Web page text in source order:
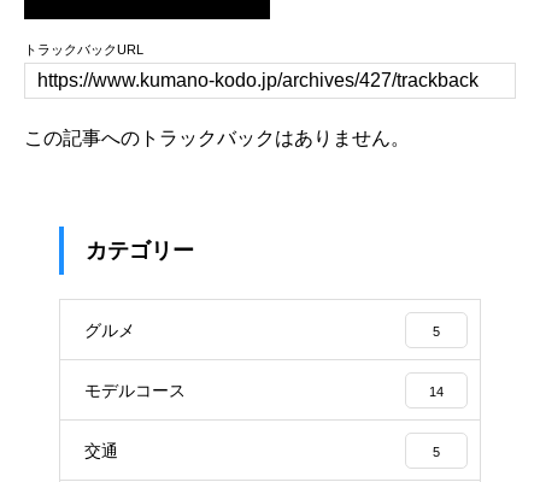
トラックバックURL
この記事へのトラックバックはありません。
カテゴリー
グルメ 5
モデルコース 14
交通 5